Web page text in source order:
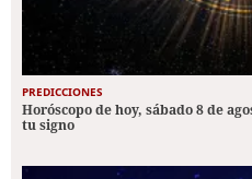
PREDICCIONES
Horóscopo de hoy, sábado 8 de
tu signo